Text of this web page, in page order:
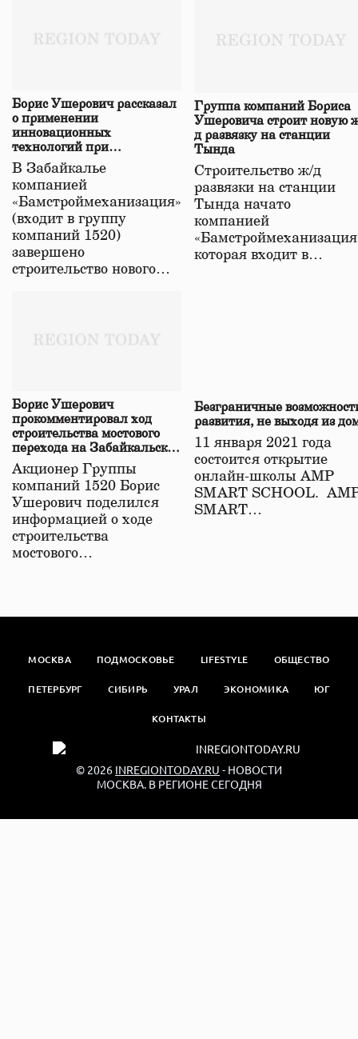
Борис Ушерович рассказал
о применении
инновационных
технологий при
строительстве нового моста
в Забайкалье
В Забайкалье
компанией
«Бамстроймеханизация»
(входит в группу
компаний 1520)
завершено
строительство нового…
Группа компаний Бориса
Ушеровича строит новую
д развязку на станции
Тында
Строительство ж/д
развязки на станции
Тында начато
компанией
которая входит в…
Борис Ушерович
прокомментировал ход
строительства мостового
перехода на Забайкальской
железной дороге
Акционер Группы
компаний 1520 Борис
Ушерович поделился
информацией о ходе
строительства
мостового…
Безграничные
развития, не выходя из
11 января 2021 года
состоится открытие
онлайн-школы АМР
SMART SCHOOL.
SMART…
МОСКВА ПОДМОСКОВЬЕ LIFESTYLE ОБЩЕСТВО
ПЕТЕРБУРГ СИБИРЬ УРАЛ ЭКОНОМИКА ЮГ
КОНТАКТЫ
© 2026 INREGIONTODAY.RU - НОВОСТИ
МОСКВА. В РЕГИОНЕ СЕГОДНЯ